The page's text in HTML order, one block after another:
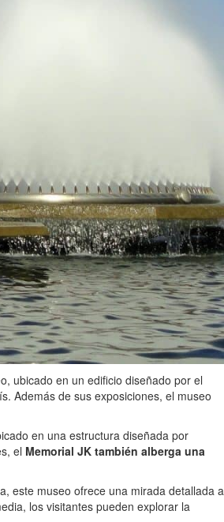
ubicado en un edificio diseñado por el
Además de sus exposiciones, el museo
en una estructura diseñada por
el Memorial JK también alberga una
este museo ofrece una mirada detallada a
los visitantes pueden explorar la